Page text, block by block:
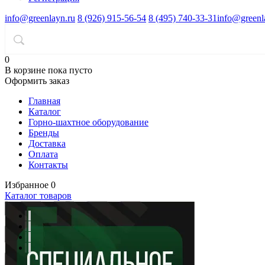
info@greenlayn.ru 8 (926) 915-56-54 8 (495) 740-33-31
0
В корзине пока пусто
Оформить заказ
Главная
Каталог
Горно-шахтное оборудование
Бренды
Доставка
Оплата
Контакты
Избранное 0
Каталог товаров